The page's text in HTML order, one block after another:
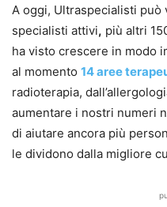
A oggi, Ultraspecialisti può
specialisti attivi, più altri
ha visto crescere in modo
al momento 14 aree
radioterapia,
aumentare i nostri numeri
di aiutare ancora più
le dividono dalla migliore